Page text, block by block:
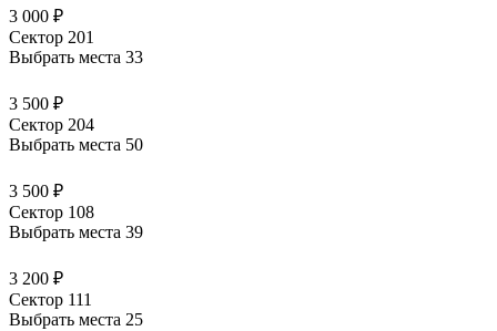
3 000 ₽
Сектор 201
Выбрать места 33
3 500 ₽
Сектор 204
Выбрать места 50
3 500 ₽
Сектор 108
Выбрать места 39
3 200 ₽
Сектор 111
Выбрать места 25